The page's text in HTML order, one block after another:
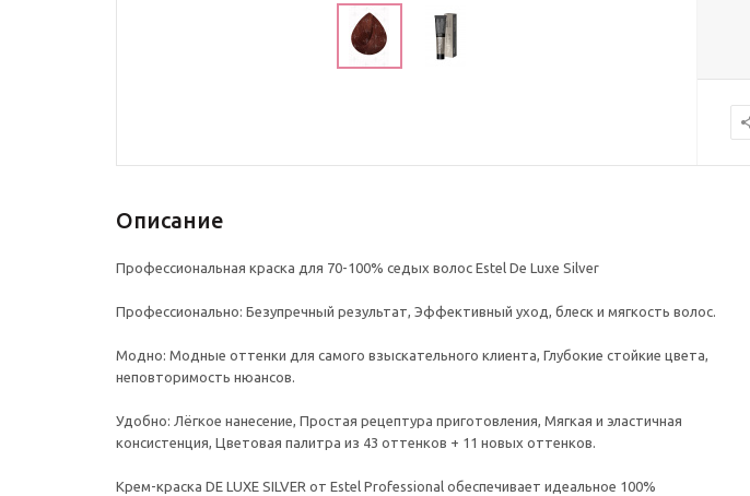
Описание
Профессиональная краска для 70-100% седых волос Estel De Luxe Silver
Профессионально: Безупречный результат, Эффективный уход, блеск и мягкость волос.
Модно: Модные оттенки для самого взыскательного клиента, Глубокие стойкие цвета,
неповторимость нюансов.
Удобно: Лёгкое нанесение, Простая рецептура приготовления, Мягкая и эластичная
консистенция, Цветовая палитра из 43 оттенков + 11 новых оттенков.
Крем-краска DE LUXE SILVER от Estel Professional обеспечивает идеальное 100%